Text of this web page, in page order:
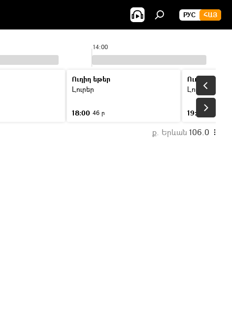
РУС ՀԱՅ
14:00
Ուղիղ եթեր
Լուրեր
18:00 46 ր
Ուղիղ եթեր
Լուրեր
19:00
ք. Երևան 106.0